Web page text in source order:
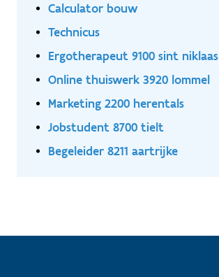
Calculator bouw
Technicus
Ergotherapeut 9100 sint niklaas
Online thuiswerk 3920 lommel
Marketing 2200 herentals
Jobstudent 8700 tielt
Begeleider 8211 aartrijke